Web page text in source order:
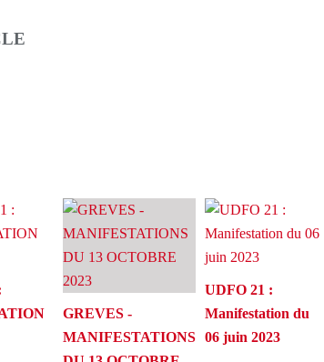
GREVES -
MANIFESTATIONS
UDFO 21 :
Manifestation du
06 juin 2023